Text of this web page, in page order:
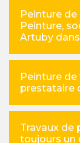
Peinture de
Peinture,
Artuby
Peinture
prestataire
Travaux de
toujours un